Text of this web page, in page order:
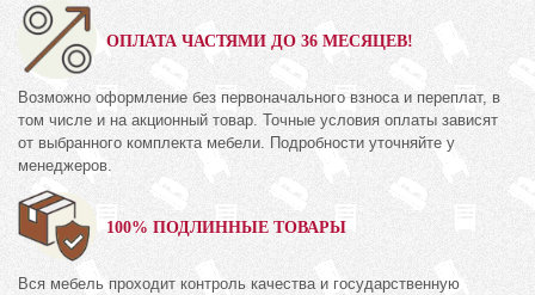
ОПЛАТА ЧАСТЯМИ ДО 36 МЕСЯЦЕВ!
Возможно оформление без первоначального взноса и переплат, в
том числе и на акционный товар. Точные условия оплаты зависят
от выбранного комплекта мебели. Подробности уточняйте у
менеджеров.
100% ПОДЛИННЫЕ ТОВАРЫ
Вся мебель проходит контроль качества и государственную